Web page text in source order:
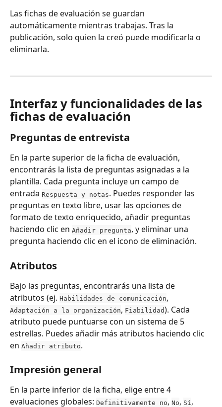
Las fichas de evaluación se guardan
automáticamente mientras trabajas. Tras la
publicación, solo quien la creó puede modificarla o
eliminarla.
Interfaz y funcionalidades de las
fichas de evaluación
Preguntas de entrevista
En la parte superior de la ficha de evaluación,
encontrarás la lista de preguntas asignadas a la
plantilla. Cada pregunta incluye un campo de
entrada Respuesta y notas. Puedes responder las
preguntas en texto libre, usar las opciones de
formato de texto enriquecido, añadir preguntas
haciendo clic en Añadir pregunta, y eliminar una
pregunta haciendo clic en el icono de eliminación.
Atributos
Bajo las preguntas, encontrarás una lista de
atributos (ej. Habilidades de comunicación,
Adaptación a la organización, Fiabilidad). Cada
atributo puede puntuarse con un sistema de 5
estrellas. Puedes añadir más atributos haciendo clic
en Añadir atributo.
Impresión general
En la parte inferior de la ficha, elige entre 4
evaluaciones globales: Definitivamente no, No, Sí ,